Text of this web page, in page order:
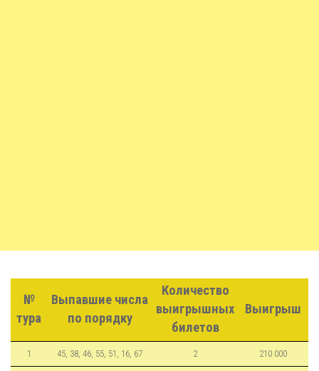
№
тура
Выпавшие числа
по порядку
Количество
выигрышных
билетов
Выигрыш
1 45, 38, 46, 55, 51, 16, 67 2 210 000